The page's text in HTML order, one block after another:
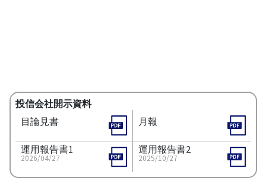
投信会社開示資料
目論見書
月報
運用報告書1
2026/04/27
運用報告書2
2025/10/27